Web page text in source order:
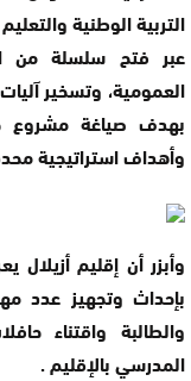
التربية الوطنية
عبر فتح سلسلة من
العمومية، وتسخير
وأهداف استراتيجية
وأبزر أن إقليم
بإحداث وتجهيز عدد
والطالبة واقتناء
المدرسي بالإقليم .